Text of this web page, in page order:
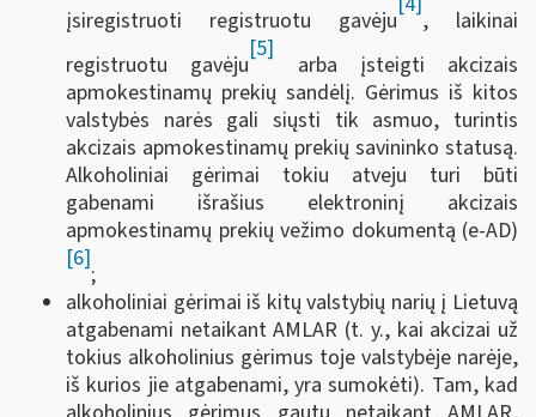
įsiregistruoti registruotu gavėju
, laikinai
registruotu gavėju
[5]
arba įsteigti akcizais
apmokestinamų prekių sandėlį. Gėrimus iš kitos
valstybės narės gali siųsti tik asmuo, turintis
akcizais apmokestinamų prekių savininko statusą.
Alkoholiniai gėrimai tokiu atveju turi būti
gabenami išrašius elektroninį akcizais
apmokestinamų prekių vežimo dokumentą (e-AD)
[6]
;
alkoholiniai gėrimai iš kitų valstybių narių į Lietuvą
atgabenami netaikant AMLAR (t. y., kai akcizai už
tokius alkoholinius gėrimus toje valstybėje narėje,
iš kurios jie atgabenami, yra sumokėti). Tam, kad